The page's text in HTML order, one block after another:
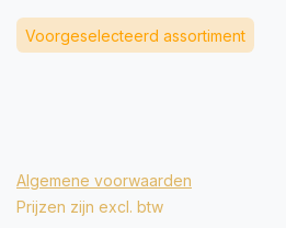
Voorgeselecteerd assortiment
Algemene voorwaarden
Prijzen zijn excl. btw